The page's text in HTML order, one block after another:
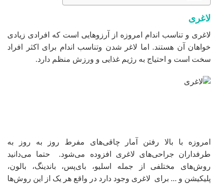
لاغری
لاغری و تناسب اندام امروزه از آرزوهایی است که افرادی زیادی
خواهان آن هستند. اما لاغر شدن وتناسب اندام برای اکثر افراد
سخت است و احتیاج به رژیم غذایی و ورزش منظم دارد.
امروزه با بالا رفتن آمار چاقی‌های مفرط روز به روز به
طرفداران جراحی‌های لاغری افزوده می‌شود. حتما می‌دانید
روش‌های مختلفی از جمله اسلیو، بای‌پس، باندینگ، بالون،
پلیکیشن و … برای لاغری وجود دارد در واقع هر یک از این روش‌ها